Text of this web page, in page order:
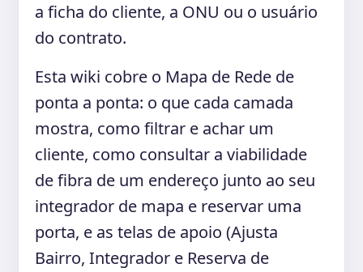
a ficha do cliente, a ONU ou o usuário
do contrato.
Esta wiki cobre o Mapa de Rede de
ponta a ponta: o que cada camada
mostra, como filtrar e achar um
cliente, como consultar a viabilidade
de fibra de um endereço junto ao seu
integrador de mapa e reservar uma
porta, e as telas de apoio (Ajusta
Bairro, Integrador e Reserva de